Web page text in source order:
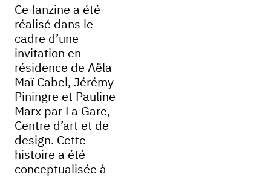
Ce fanzine a été
réalisé dans le
cadre d’une
invitation en
résidence de Aëla
Maï Cabel, Jérémy
Piningre et Pauline
Marx par La Gare,
Centre d’art et de
design. Cette
histoire a été
conceptualisée à